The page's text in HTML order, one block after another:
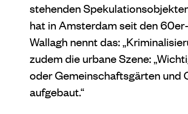
stehenden
hat in Amsterdam seit den
Wallagh nennt das:
zudem die urbane Szene:
oder Gemeinschaftsgärten und
aufgebaut.“